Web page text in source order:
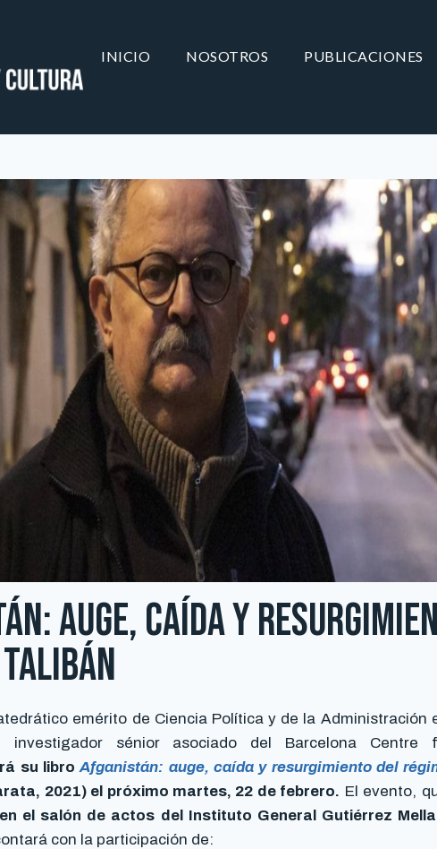
INICIO NOSOTROS PUBLICACIONES
auge, caída y
emérito de Ciencia Política y de la Administración
investigador sénior asociado del Barcelona Centre
su libroAfganistán: auge, caída y resurgimiento del
2021) el próximo martes, 22 de febrero. El evento,
el salón de actos del Instituto General Gutiérrez
con la participación de: